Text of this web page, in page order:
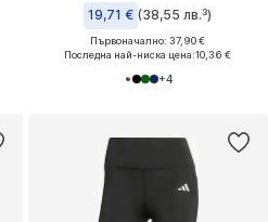
19,71 € (38,55 лв.³)
Първоначално: 37,90 €
Последна най-ниска цена:10,36 €
+4